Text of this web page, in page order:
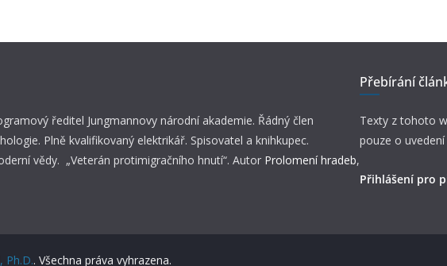
ředitel Jungmannovy národní akademie. Řádný člen
Plně kvalifikovaný elektrikář. Spisovatel a knihkupec.
vědy. „Veterán protimigračního hnutí“. Autor Prolomení hradeb,
Přebírání
Texty z tohoto
pouze o
Přihlášení pro
Ph.D.. Všechna práva vyhrazena.